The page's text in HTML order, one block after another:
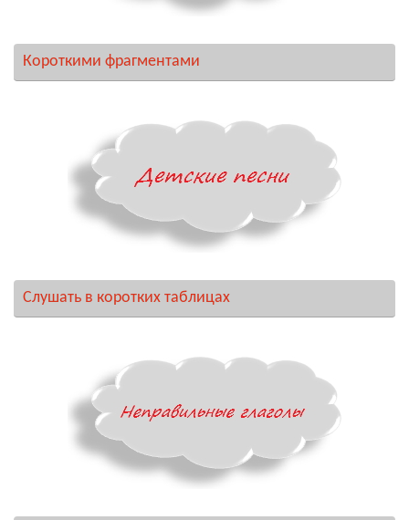
Короткими фрагментами
Слушать в коротких таблицах